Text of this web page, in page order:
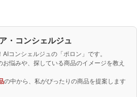
・コンシェルジュ
AIコンシェルジュの「ポロン」です。
お悩みや、探している商品のイメージを教え
の中から、私がぴったりの商品を提案します